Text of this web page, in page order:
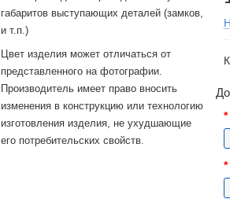
габаритов выступающих деталей (замков,
и т.п.)
Цвет изделия может отличаться от
представленного на фотографии.
Производитель имеет право вносить
изменения в конструкцию или технологию
изготовления изделия, не ухудшающие
его потребительских свойств.